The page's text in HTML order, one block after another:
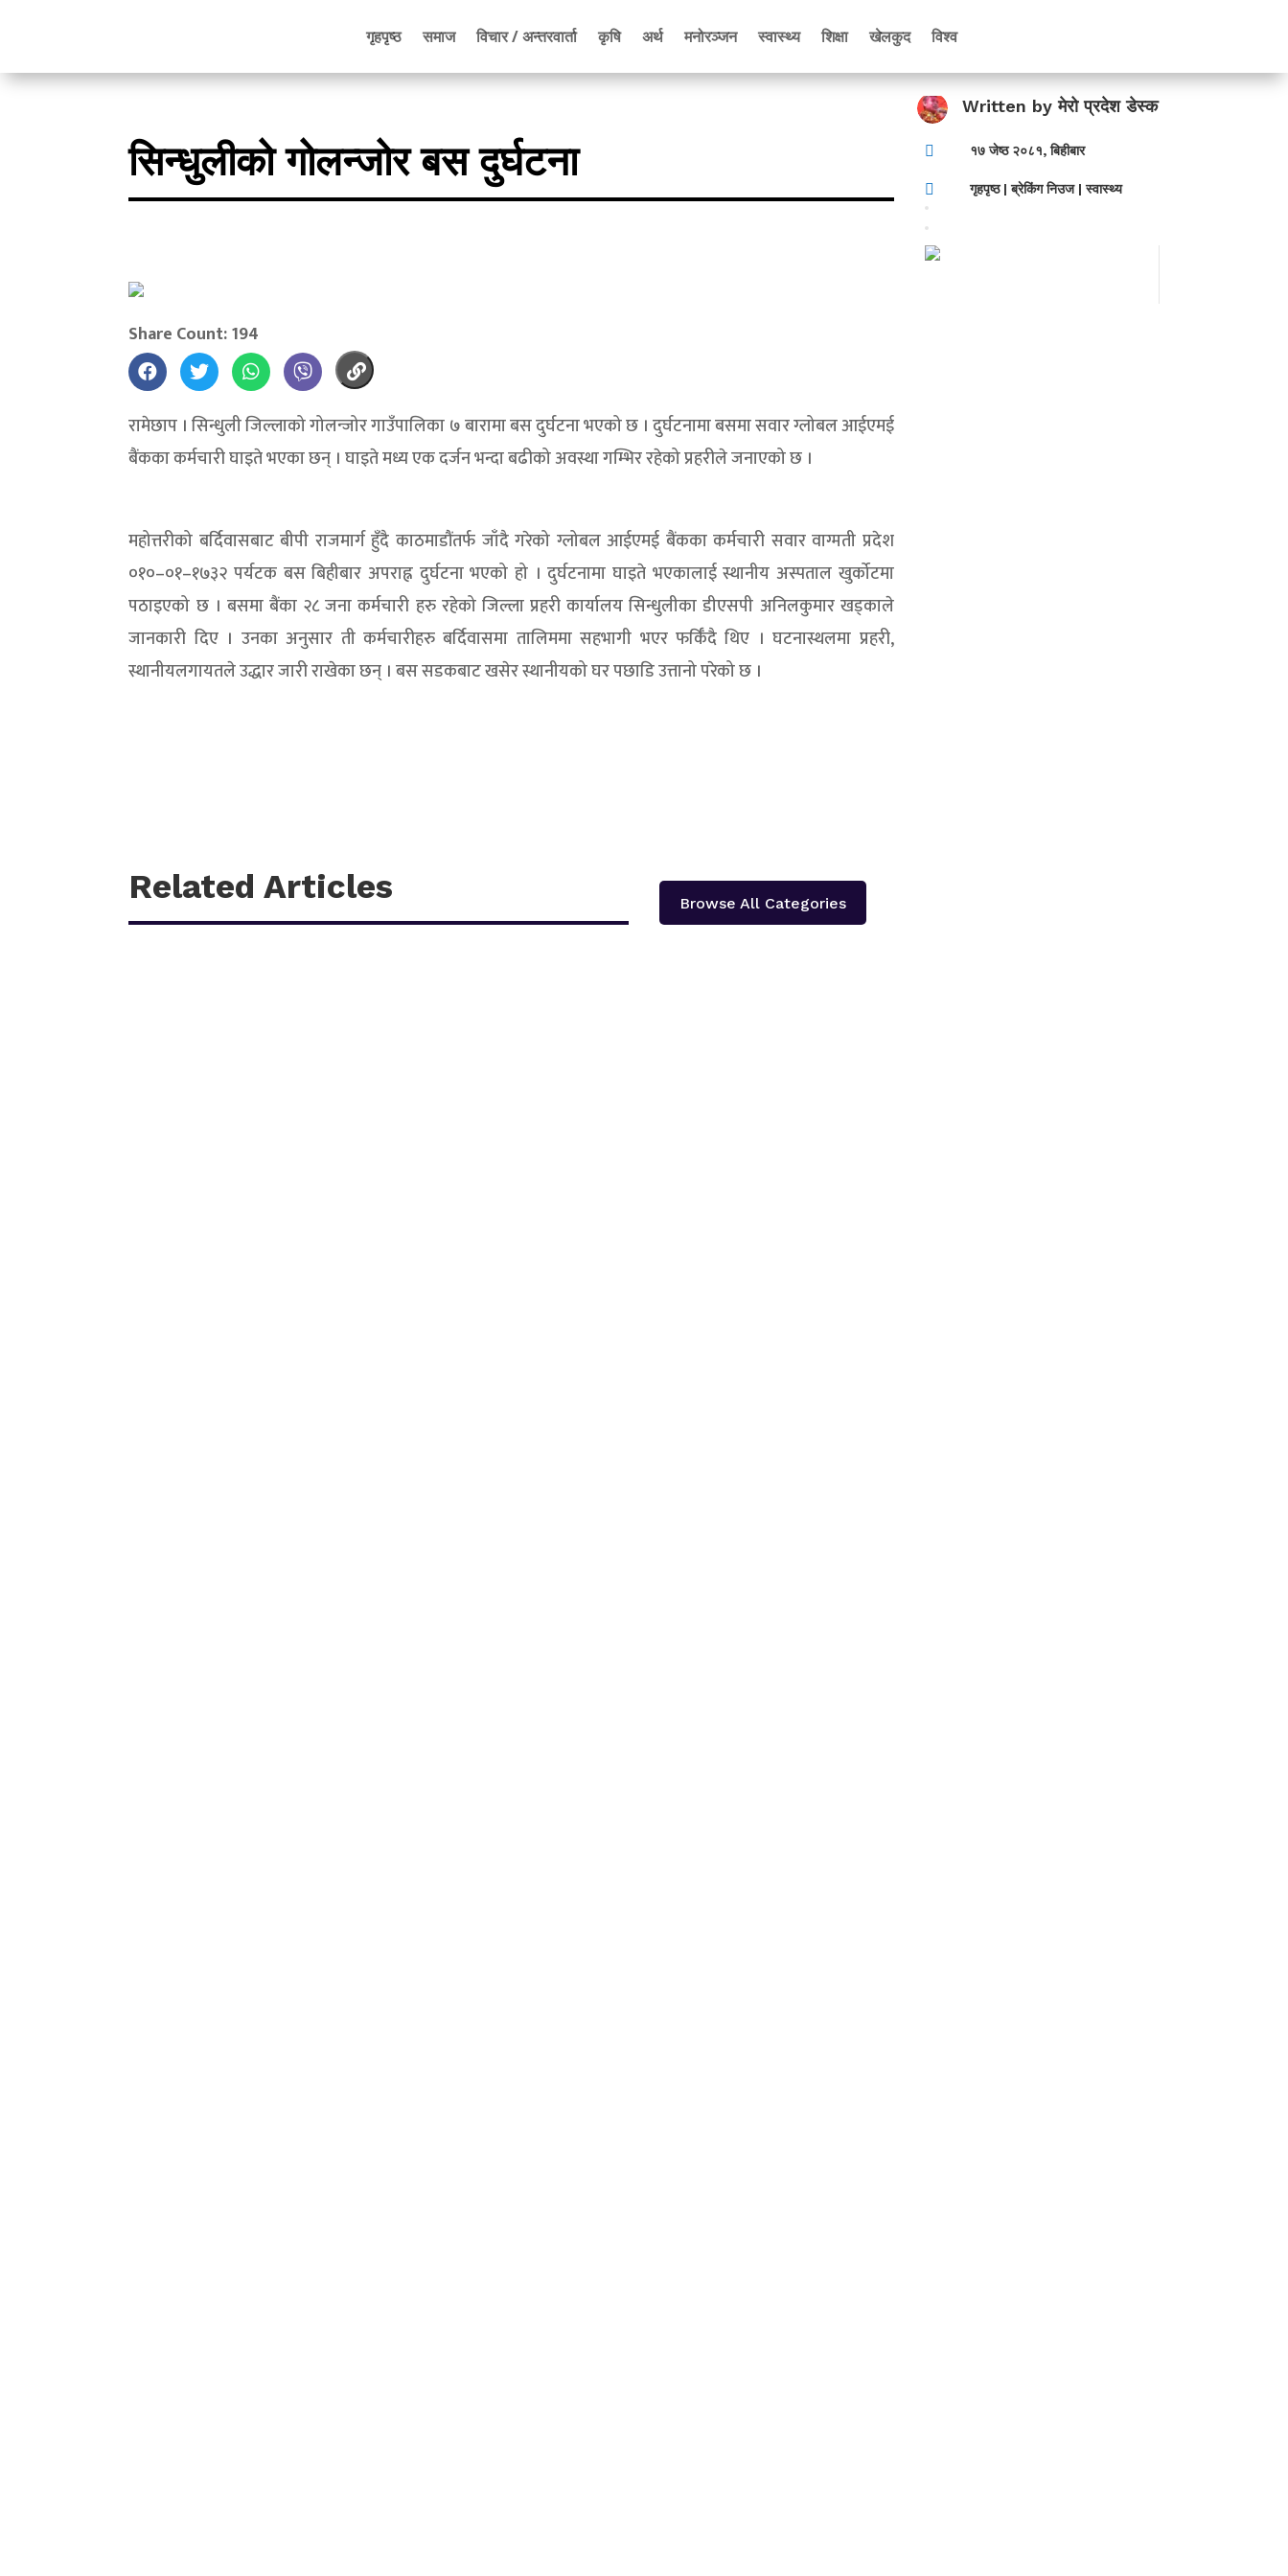
गृहपृष्ठ समाज विचार / अन्तरवार्ता कृषि अर्थ मनोरञ्जन स्वास्थ्य शिक्षा खेलकुद विश्व
सिन्धुलीको गोलन्जोर बस दुर्घटना
Written byमेरो प्रदेश डेस्क
 १७ जेष्ठ २०८१, बिहीबार
 गृहपृष्ठ|ब्रेकिंग निउज|स्वास्थ्य
Share Count: 194
रामेछाप । सिन्धुली जिल्लाको गोलन्जोर गाउँपालिका ७ बारामा बस दुर्घटना भएको छ । दुर्घटनामा बसमा सवार ग्लोबल आईएमई
बैंकका कर्मचारी घाइते भएका छन् । घाइते मध्य एक दर्जन भन्दा बढीको अवस्था गम्भिर रहेको प्रहरीले जनाएको छ ।
महोत्तरीको बर्दिवासबाट बीपी राजमार्ग हुँदै काठमाडौंतर्फ जाँदै गरेको ग्लोबल आईएमई बैंकका कर्मचारी सवार वाग्मती प्रदेश
०१०–०१–१७३२ पर्यटक बस बिहीबार अपराह्न दुर्घटना भएको हो । दुर्घटनामा घाइते भएकालाई स्थानीय अस्पताल खुर्कोटमा
पठाइएको छ । बसमा बैंका २८ जना कर्मचारी हरु रहेको जिल्ला प्रहरी कार्यालय सिन्धुलीका डीएसपी अनिलकुमार खड्काले
जानकारी दिए । उनका अनुसार ती कर्मचारीहरु बर्दिवासमा तालिममा सहभागी भएर फर्किँदै थिए । घटनास्थलमा प्रहरी,
स्थानीयलगायतले उद्धार जारी राखेका छन् । बस सडकबाट खसेर स्थानीयको घर पछाडि उत्तानो परेको छ ।
Related Articles Browse All Categories